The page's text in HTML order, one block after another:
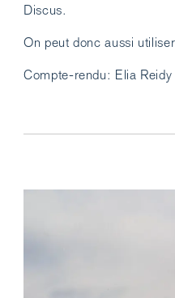
Discus.
On peut donc aussi
Compte-rendu: Elia Reidy